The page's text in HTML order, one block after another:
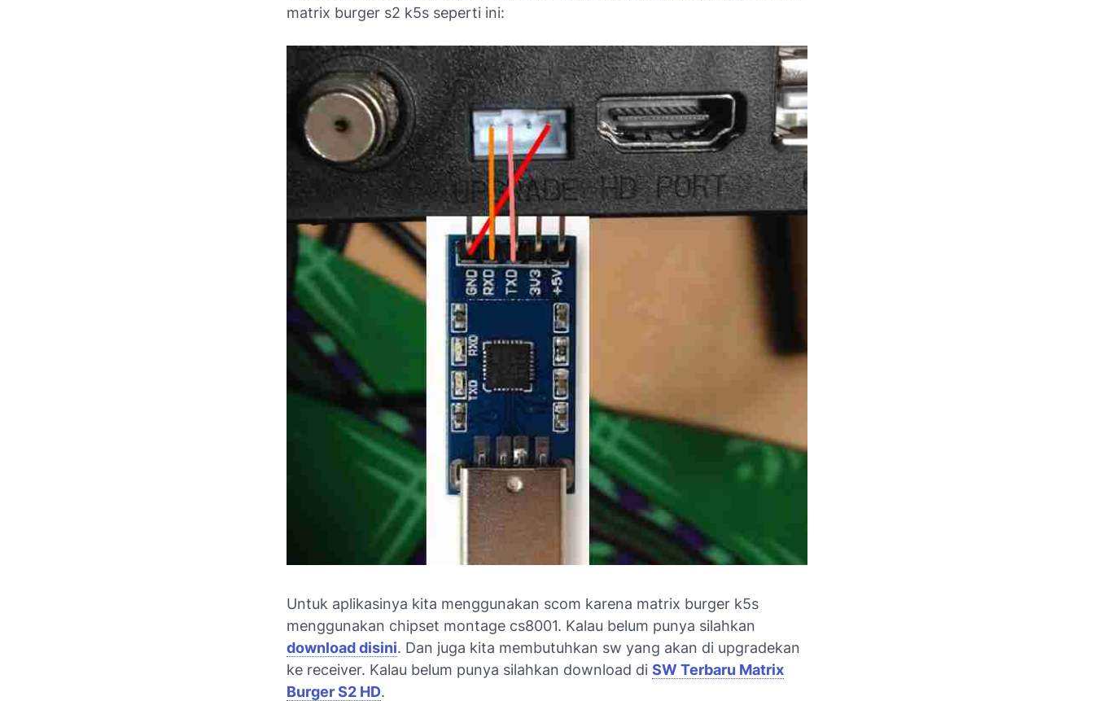
matrix burger s2 k5s seperti ini:
Untuk aplikasinya kita menggunakan scom karena matrix burger k5s
menggunakan chipset montage cs8001. Kalau belum punya silahkan
download disini. Dan juga kita membutuhkan sw yang akan di upgradekan
ke receiver. Kalau belum punya silahkan download di SW Terbaru Matrix
Burger S2 HD.